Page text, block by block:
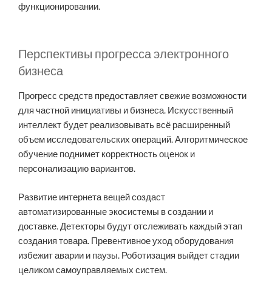
функционировании.
Перспективы прогресса электронного
бизнеса
Прогресс средств предоставляет свежие возможности
для частной инициативы и бизнеса. Искусственный
интеллект будет реализовывать всё расширенный
объем исследовательских операций. Алгоритмическое
обучение поднимет корректность оценок и
персонализацию вариантов.
Развитие интернета вещей создаст
автоматизированные экосистемы в создании и
доставке. Детекторы будут отслеживать каждый этап
создания товара. Превентивное уход оборудования
избежит аварии и паузы. Роботизация выйдет стадии
целиком самоуправляемых систем.